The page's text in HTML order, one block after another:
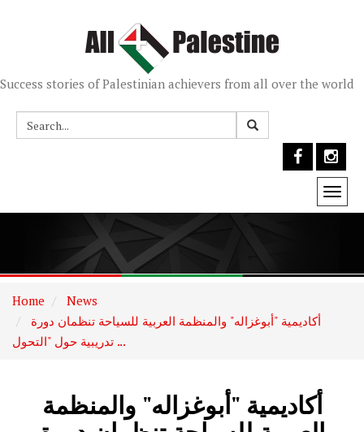
Success stories of Palestinian achievers from all over the world
Home
News
تدريبية حول "التحول ...
أكاديمية "أبوغزاله" والمنظمة